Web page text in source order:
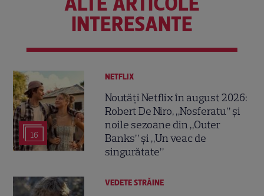
INTERESANTE
16
NETFLIX
Noutăți Netflix în august 2026:
Robert De Niro, „Nosferatu” și
noile sezoane din „Outer
Banks” și „Un veac de
singurătate”
VEDETE STRĂINE